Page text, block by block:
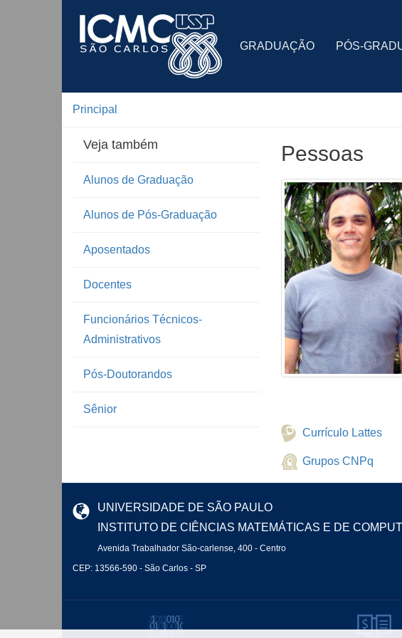
GRADUAÇÃO PÓS-
Principal
Veja também
Alunos de Graduação
Alunos de Pós-Graduação
Aposentados
Docentes
Funcionários Técnicos-
Administrativos
Pós-Doutorandos
Sênior
Pessoas
Currículo Lattes
Grupos CNPq
UNIVERSIDADE DE SÃO PAULO
INSTITUTO DE CIÊNCIAS MATEMÁTICAS E DE
Avenida Trabalhador São-carlense, 400 - Centro
CEP: 13566-590 - São Carlos - SP